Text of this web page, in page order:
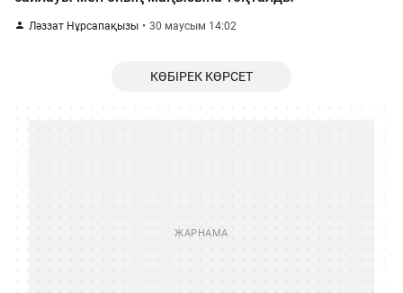
Ләззат Нұрсапақызы 30 маусым 14:02
КӨБІРЕК КӨРСЕТ